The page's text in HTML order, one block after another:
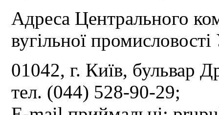
Адреса Центрального
вугільної
01042, г. Київ, бульвар
тел. (044) 528-90-29;